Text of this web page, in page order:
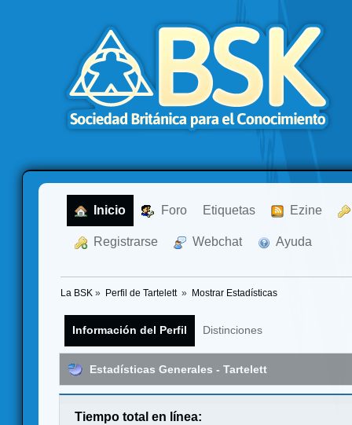
Inicio Foro Etiquetas Ezine
Registrarse Webchat Ayuda
La BSK » Perfil de Tartelett » Mostrar Estadísticas
Información del Perfil Distinciones
Estadísticas Generales - Tartelett
Tiempo total en línea: